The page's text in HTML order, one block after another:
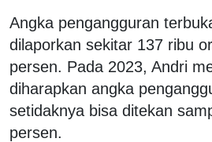
Angka pengangguran
dilaporkan sekitar 137 ribu
persen. Pada 2023, Andri
diharapkan angka
setidaknya bisa ditekan
persen.